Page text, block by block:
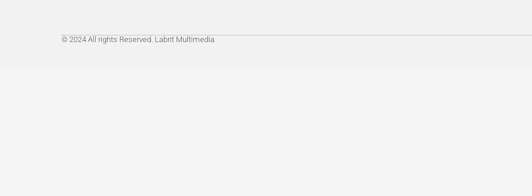
© 2024 All rights Reserved. Labrit Multimedia